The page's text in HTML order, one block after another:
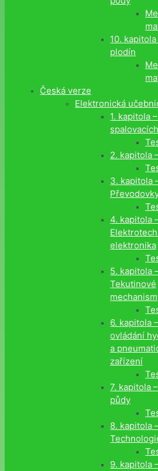
10.
plodín
Česká verze
Elektronická
1. kapitola
2. kapitola
3. kapitola
4. kapitola
elektronika
5. kapitola
Tekutinové
6. kapitola
ovládání
a
zařízení
7. kapitola
půdy
8. kapitola
9. kapitola